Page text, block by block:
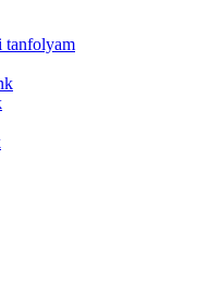
tanfolyam